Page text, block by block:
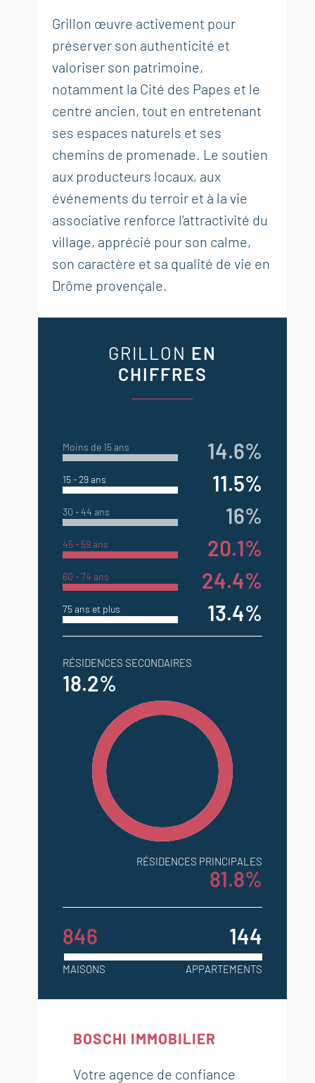
Grillon œuvre activement pour
préserver son authenticité et
valoriser son patrimoine,
notamment la Cité des Papes et le
centre ancien, tout en entretenant
ses espaces naturels et ses
chemins de promenade. Le soutien
aux producteurs locaux, aux
événements du terroir et à la vie
associative renforce l’attractivité du
village, apprécié pour son calme,
son caractère et sa qualité de vie en
Drôme provençale.
GRILLON EN
CHIFFRES
Moins de 15 ans 14.6%
15 - 29 ans 11.5%
30 - 44 ans 16%
45 - 59 ans 20.1%
60 - 74 ans 24.4%
75 ans et plus 13.4%
RÉSIDENCES SECONDAIRES
18.2%
RÉSIDENCES PRINCIPALES
81.8%
846 144
MAISONS APPARTEMENTS
BOSCHI IMMOBILIER
Votre agence de confiance